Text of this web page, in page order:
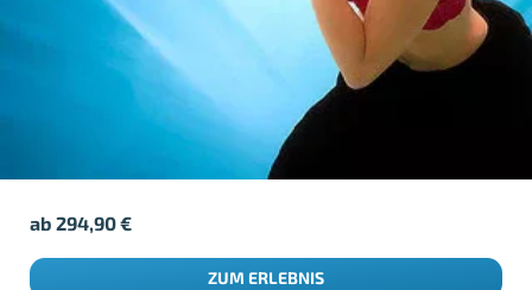
ab294,90€
ZUM ERLEBNIS